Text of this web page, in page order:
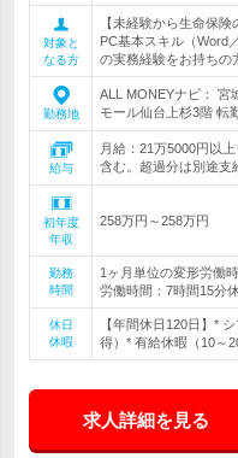
対象と
なる方
【未経験から生命保
PC基本スキル（Word
の実務経験をお持ちの
勤務地
ALL MONEYナビ：
モール仙台上杉3階 転
給与
月給：21万5000円以
含む。超過分は別途
初年度
年収
258万円～258万円
勤務
時間
1ヶ月単位の変形労働
労働時間：7時間15分
休日
休暇
【年間休日120日】*
得）* 有給休暇（10～
求人詳細を見る